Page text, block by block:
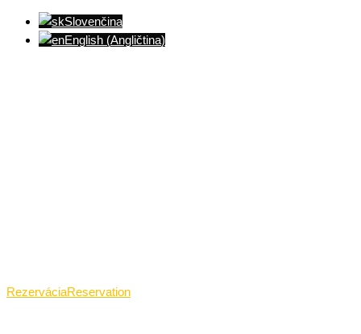
Slovenčina
English (Angličtina)
RezerváciaReservation